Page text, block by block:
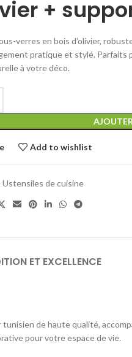
+
verres en bois d’olivier,
pratique et stylé.
à votre déco.
Add to wishlist
Ustensiles de cuisine
ET EXCELLENCE
de haute qualité,
pour votre espace de vie.